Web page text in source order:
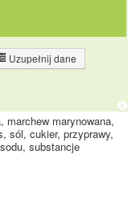
Uzupełnij dane
marchew marynowana,
sól, cukier, przyprawy,
substancje